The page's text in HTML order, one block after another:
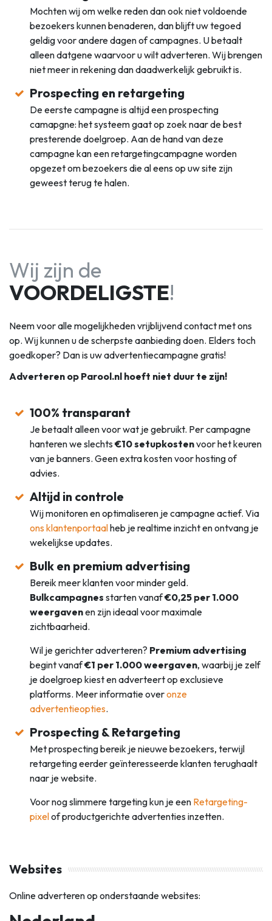
Mochten wij om welke reden dan ook niet voldoende
bezoekers kunnen benaderen, dan blijft uw tegoed
geldig voor andere dagen of campagnes. U betaalt
alleen datgene waarvoor u wilt adverteren. Wij brengen
niet meer in rekening dan daadwerkelijk gebruikt is.
Prospecting en retargeting
De eerste campagne is altijd een prospecting
camapgne: het systeem gaat op zoek naar de best
presterende doelgroep. Aan de hand van deze
campagne kan een retargetingcampagne worden
opgezet om bezoekers die al eens op uw site zijn
geweest terug te halen.
Wij zijn de
VOORDELIGSTE!
Neem voor alle mogelijkheden vrijblijvend contact met ons
op. Wij kunnen u de scherpste aanbieding doen. Elders toch
goedkoper? Dan is uw advertentiecampagne gratis!
Adverteren op Parool.nl hoeft niet duur te zijn!
100% transparant
Je betaalt alleen voor wat je gebruikt. Per campagne
hanteren we slechts€10 setupkostenvoor het keuren
van je banners. Geen extra kosten voor hosting of
advies.
Altijd in controle
Wij monitoren en optimaliseren je campagne actief. Via
ons klantenportaalheb je realtime inzicht en ontvang je
wekelijkse updates.
Bulk en premium advertising
Bereik meer klanten voor minder geld.
Bulkcampagnes starten vanaf€0,25 per 1.000
weergavenen zijn ideaal voor maximale
zichtbaarheid.
Wil je gerichter adverteren? Premium advertising
begint vanaf€1 per 1.000 weergaven, waarbij je zelf
je doelgroep kiest en adverteert op exclusieve
platforms. Meer informatie overonze
advertentieopties.
Prospecting & Retargeting
Met prospecting bereik je nieuwe bezoekers, terwijl
retargeting eerder geïnteresseerde klanten terughaalt
naar je website.
Voor nog slimmere targeting kun je een Retargeting-
pixelof productgerichte advertenties inzetten.
Websites
Online adverteren op onderstaande websites: